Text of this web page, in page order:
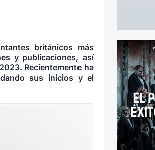
británicos más
y publicaciones, así
Recientemente ha
sus inicios y el